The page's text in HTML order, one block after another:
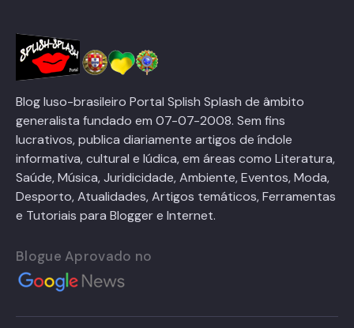
Blog luso-brasileiro Portal Splish Splash de âmbito
generalista fundado em 07-07-2008. Sem fins
lucrativos, publica diariamente artigos de índole
informativa, cultural e lúdica, em áreas como Literatura,
Saúde, Música, Juridicidade, Ambiente, Eventos, Moda,
Desporto, Atualidades, Artigos temáticos, Ferramentas
e Tutoriais para Blogger e Internet.
Blogue Aprovado no